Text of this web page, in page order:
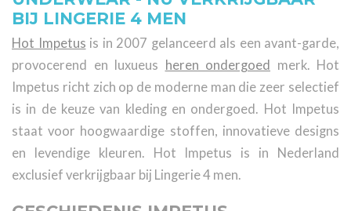
BIJ LINGERIE 4 MEN
Hot Impetus is in 2007 gelanceerd als een avant-garde,
provocerend en luxueus heren ondergoed merk. Hot
Impetus richt zich op de moderne man die zeer selectief
is in de keuze van kleding en ondergoed. Hot Impetus
staat voor hoogwaardige stoffen, innovatieve designs
en levendige kleuren. Hot Impetus is in Nederland
exclusief verkrijgbaar bij Lingerie 4 men.